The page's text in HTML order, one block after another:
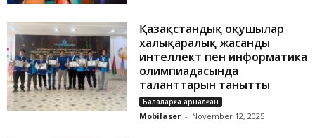
Қазақстандық оқушылар
халықаралық жасанды
интеллект пен информатика
олимпиадасында
таланттарын танытты
Балаларға арналған
Mobilaser - November 12, 2025